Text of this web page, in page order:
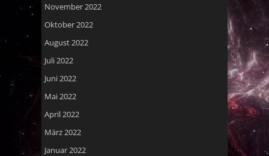
November 2022
Oktober 2022
August 2022
Juli 2022
Juni 2022
Mai 2022
April 2022
März 2022
Januar 2022